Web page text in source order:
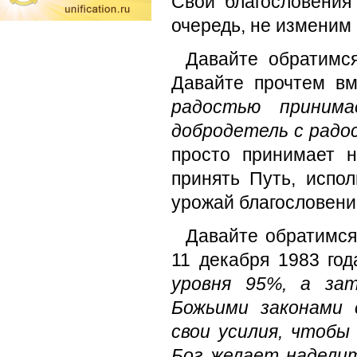
очередь, не изменим
Давайте
Давайте прочтем
радостью
добродетель с
просто
принять Путь,
урожай
Давайте
11 декабря 1983
уровня 95%, а
Божьими
свои усилия,